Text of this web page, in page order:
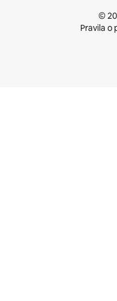
©
Pravila o